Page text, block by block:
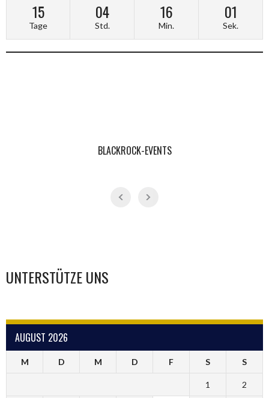
15
Tage
04
Std.
16
Min.
01
Sek.
BLACKROCK-EVENTS
UNTERSTÜTZE UNS
AUGUST 2026
M D M D F S S
1 2